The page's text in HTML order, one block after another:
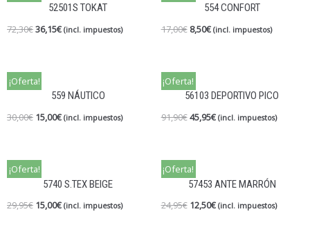
52501S TOKAT
72,30€36,15€ (incl. impuestos)
554 CONFORT
17,00€ 8,50€ (incl. impuestos)
¡Oferta!
559 NÁUTICO
30,00€ 15,00€ (incl. impuestos)
¡Oferta!
56103 DEPORTIVO PICO
91,90€45,95€ (incl. impuestos)
¡Oferta!
5740 S.TEX BEIGE
29,95€ 15,00€ (incl. impuestos)
¡Oferta!
57453 ANTE MARRÓN
24,95€ 12,50€ (incl. impuestos)